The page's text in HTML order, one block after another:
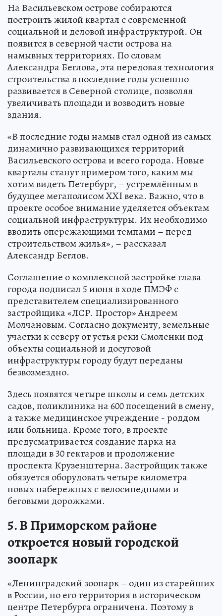
На Васильевском острове собираются
построить жилой квартал с современной
социальной и деловой инфраструктурой. Он
появится в северной части острова на
намывных территориях. По словам
Александра Беглова, эта передовая технология
строительства в последние годы успешно
развивается в Северной столице, позволяя
увеличивать площади и возводить новые
здания.
«В последние годы намыв стал одной из самых
динамично развивающихся территорий
Васильевского острова и всего города. Новые
кварталы станут примером того, каким мы
хотим видеть Петербург, – устремлённым в
будущее мегаполисом XXI века. Важно, что в
проекте особое внимание уделяется объектам
социальной инфраструктуры. Их необходимо
вводить опережающими темпами – перед
строительством жилья», – рассказал
Александр Беглов.
Соглашение о комплексной застройке глава
города подписал 5 июня в ходе ПМЭФ с
представителем специализированного
застройщика «ЛСР. Простор» Андреем
Молчановым. Согласно документу, земельные
участки к северу от устья реки Смоленки под
объекты социальной и досуговой
инфраструктуры городу будут переданы
безвозмездно.
Здесь появятся четыре школы и семь детских
садов, поликлиника на 600 посещений в смену,
а также медицинское учреждение - роддом
или больница. Кроме того, в проекте
предусматривается создание парка на
площади в 30 гектаров и продолжение
проспекта Крузенштерна. Застройщик также
обязуется оборудовать четыре километра
новых набережных с велосипедными и
беговыми дорожками.
5. В Приморском районе
откроется новый городской
зоопарк
«Ленинградский зоопарк – один из старейших
в России, но его территория в историческом
центре Петербурга ограничена. Поэтому в